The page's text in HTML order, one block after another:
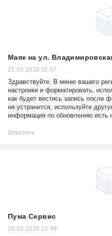
Маяк на ул.
21.02.2020 02:57
Здравствуйте. В меню вашего
настроики и форматировать,
как будет вестись запись после
не устранится, используйте
информация по обновлению есть
Ответить
Пума Сервис
20.02.2020 12:49